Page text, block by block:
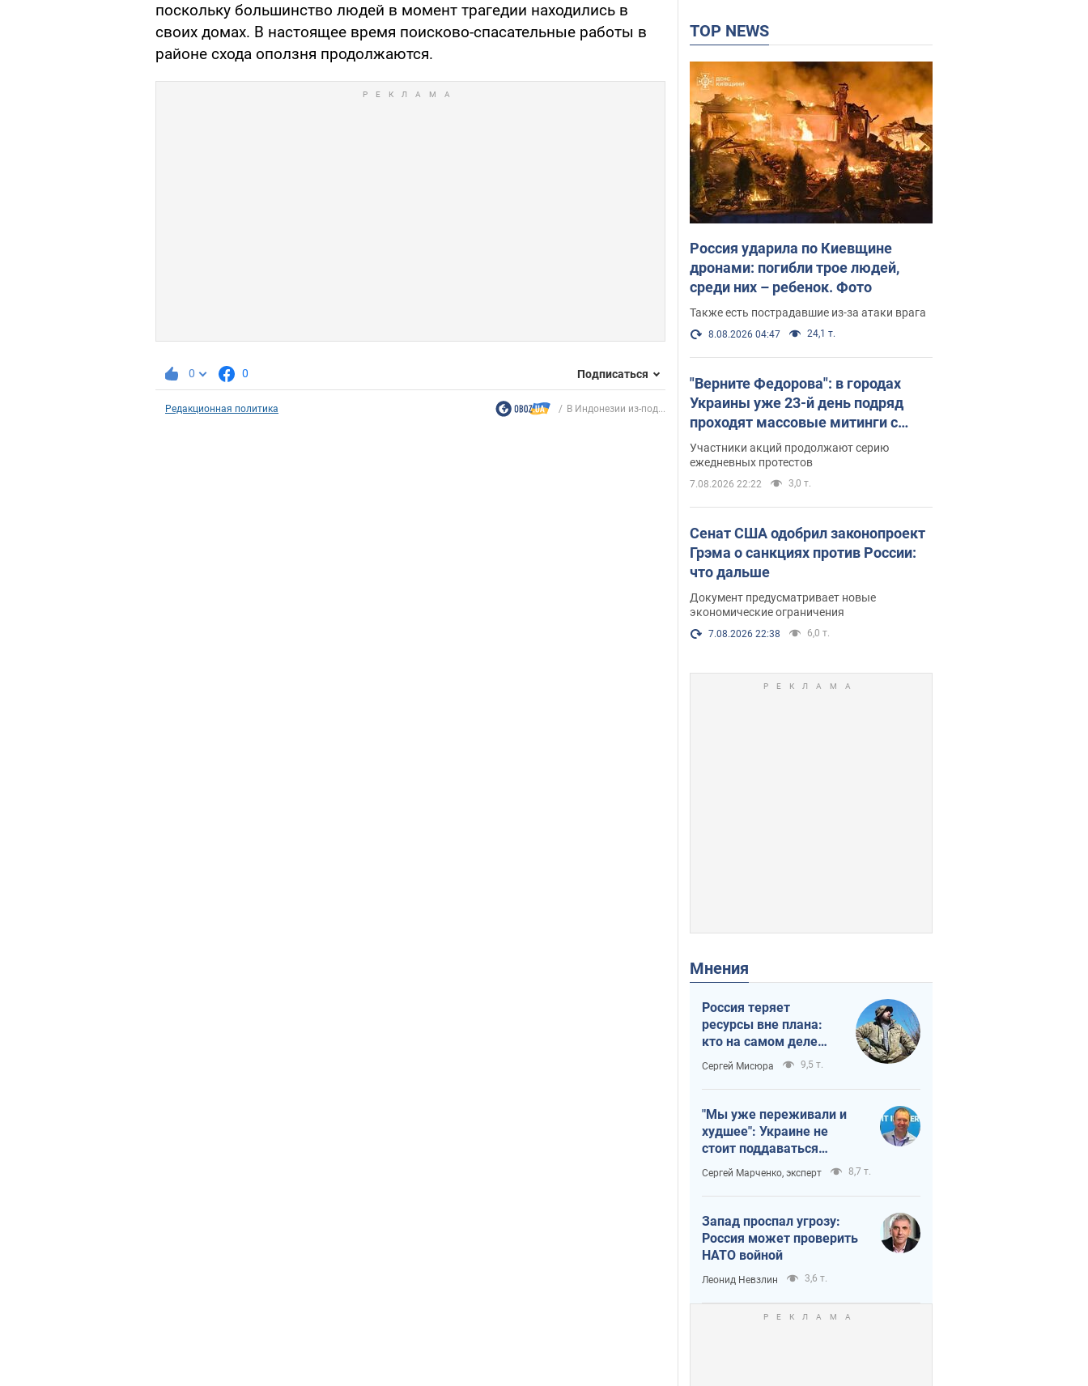
поскольку большинство людей в момент трагедии находились в
своих домах. В настоящее время поисково-спасательные работы в
районе схода оползня продолжаются.
0 0 Подписаться
Редакционная политика В Индонезии из-под...
TOP NEWS
Россия ударила по Киевщине
дронами: погибли трое людей,
среди них – ребенок. Фото
Также есть пострадавшие из-за атаки врага
8.08.2026 04:47 24,1 т.
"Верните Федорова": в городах
Украины уже 23-й день подряд
проходят массовые митинги с
плакатами. Фото и видео
Участники акций продолжают серию
ежедневных протестов
7.08.2026 22:22 3,0 т.
Сенат США одобрил законопроект
Грэма о санкциях против России:
что дальше
Документ предусматривает новые
экономические ограничения
7.08.2026 22:38 6,0 т.
Мнения
Россия теряет
ресурсы вне плана:
кто на самом деле
диктует темп войны
Сергей Мисюра 9,5 т.
"Мы уже переживали и
худшее": Украине не
стоит поддаваться
отчаянию из-за
ракетного террора
Сергей Марченко, эксперт 8,7 т.
Запад проспал угрозу:
Россия может проверить
НАТО войной
Леонид Невзлин 3,6 т.